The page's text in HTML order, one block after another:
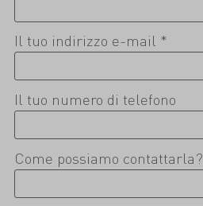
Il tuo indirizzo e-mail *
Il tuo numero di telefono
Come possiamo contattarla?